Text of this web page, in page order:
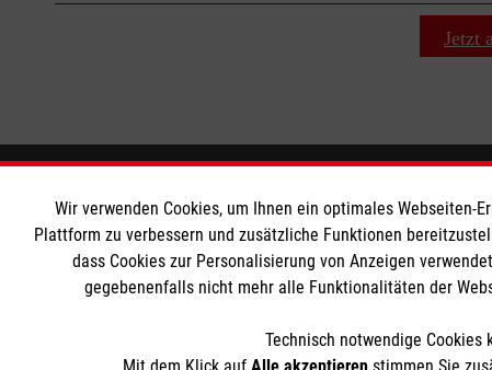
Jetzt
Bildungszentrum Rettungsdienst
Unsere Kurse
Notfallsanitäter
Kontakt
Impressum
Wir verwenden Cookies, um Ihnen ein optimales
Plattform zu verbessern und zusätzliche Funktionen
dass Cookies zur Personalisierung von Anzeigen
gegebenenfalls nicht mehr alle Funktionalitäten der
Technisch notwendige